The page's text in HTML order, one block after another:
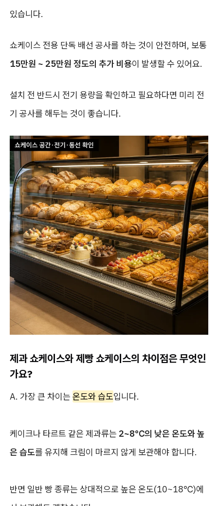
있습니다.
쇼케이스 전용 단독 배선 공사를 하는 것이 안전하며, 보통
15만원 ~ 25만원 정도의 추가 비용이 발생할 수 있어요.
설치 전 반드시 전기 용량을 확인하고 필요하다면 미리 전
기 공사를 해두는 것이 좋습니다.
제과 쇼케이스와 제빵 쇼케이스의 차이점은 무엇인
가요?
A. 가장 큰 차이는 온도와 습도입니다.
케이크나 타르트 같은 제과류는 2~8℃의 낮은 온도와 높
은 습도를 유지해 크림이 마르지 않게 보관해야 합니다.
반면 일반 빵 종류는 상대적으로 높은 온도(10~18℃)에